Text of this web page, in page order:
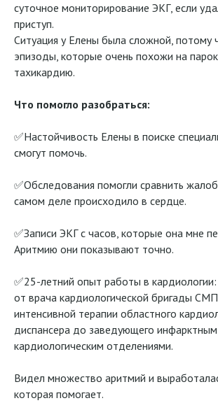
суточное мониторирование ЭКГ, если
приступ.
Ситуация у Елены была сложной, потому
эпизоды, которые очень похожи на
тахикардию.
Что помогло разобраться:
✅Настойчивость Елены в поиске
смогут помочь.
✅Обследования помогли сравнить
самом деле происходило в сердце.
✅Записи ЭКГ с часов, которые она мне
Аритмию они показывают точно.
✅25-летний опыт работы в кардиологии:
от врача кардиологической бригады
интенсивной терапии областного
диспансера до заведующего
кардиологическим отделениями.
Видел множество аритмий и
которая помогает.